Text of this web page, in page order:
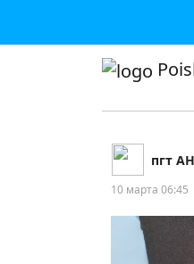
пгт
10 марта 06:45